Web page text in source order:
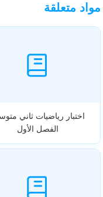
مواد متعلقة
اختبار رياضيات ثاني
الفصل الأول